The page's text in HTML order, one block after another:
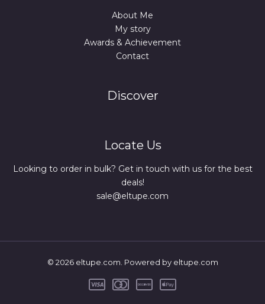
About Me
My story
Awards & Achievement
Contact
Discover
Locate Us
Looking to order in bulk? Get in touch with us for the best
deals!
sale@eltupe.com
© 2026 eltupe.com. Powered by eltupe.com